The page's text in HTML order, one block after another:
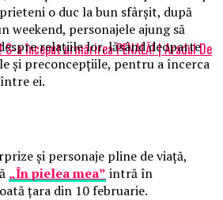
S-a început urmărirea PENALĂ! | Aradul De
o duc la bun sfârșit, după
personajele ajung să
relațiile lor, lăsând deoparte
și preconcepțiile, pentru a încerca
ei.
și personaje pline de viață,
„În pielea mea” intră în
țara din 10 februarie.